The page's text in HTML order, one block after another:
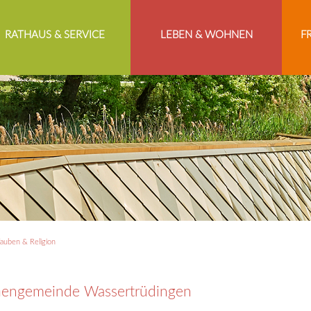
RATHAUS & SERVICE LEBEN & WOHNEN
& Religion
Wassertrüdingen